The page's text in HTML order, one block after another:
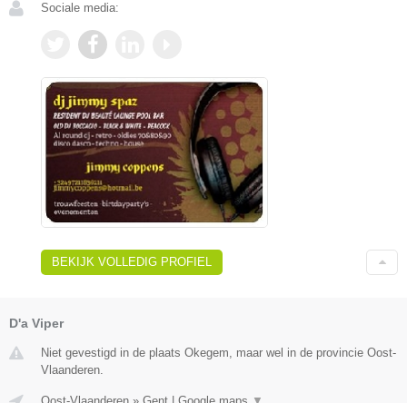
Sociale media:
BEKIJK VOLLEDIG PROFIEL
D'a Viper
Niet gevestigd in de plaats Okegem, maar wel in de provincie Oost-
Vlaanderen.